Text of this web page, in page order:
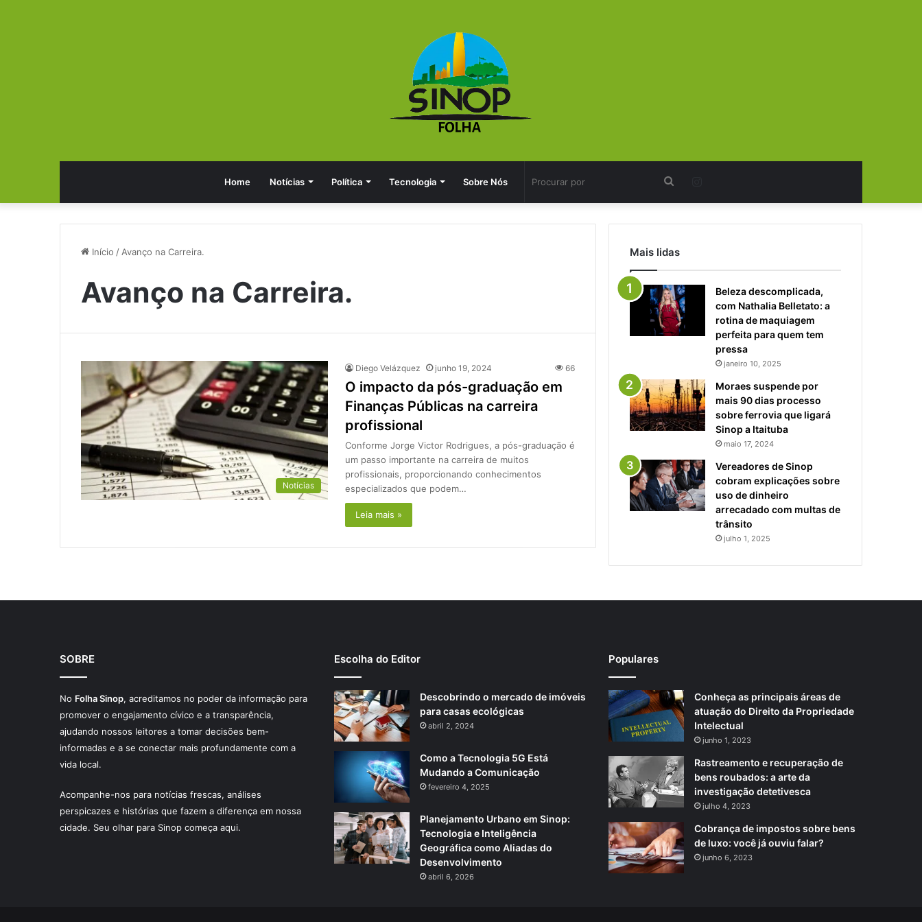
Home Notícias Política Tecnologia Sobre Nós
por
Início / Avanço na Carreira.
Avanço na Carreira.
Notícias
Diego Velázquez junho 19, 2024 66
O impacto da pós-graduação em
Finanças Públicas na carreira
profissional
Conforme Jorge Victor Rodrigues, a pós-graduação é
um passo importante na carreira de muitos
profissionais, proporcionando conhecimentos
especializados que podem…
Leia mais »
Mais lidas
Beleza descomplicada,
com Nathalia Belletato: a
rotina de maquiagem
perfeita para quem tem
pressa
janeiro 10, 2025
Moraes suspende por
mais 90 dias processo
sobre ferrovia que ligará
Sinop a Itaituba
maio 17, 2024
Vereadores de Sinop
cobram explicações sobre
uso de dinheiro
arrecadado com multas de
trânsito
julho 1, 2025
SOBRE
No Folha Sinop, acreditamos no poder da informação para
promover o engajamento cívico e a transparência,
ajudando nossos leitores a tomar decisões bem-
informadas e a se conectar mais profundamente com a
vida local.
Acompanhe-nos para notícias frescas, análises
perspicazes e histórias que fazem a diferença em nossa
cidade. Seu olhar para Sinop começa aqui.
Escolha do Editor
Descobrindo o mercado de imóveis
para casas ecológicas
abril 2, 2024
Como a Tecnologia 5G Está
Mudando a Comunicação
fevereiro 4, 2025
Planejamento Urbano em Sinop:
Tecnologia e Inteligência
Geográfica como Aliadas do
Desenvolvimento
abril 6, 2026
Populares
Conheça as principais áreas de
atuação do Direito da Propriedade
Intelectual
junho 1, 2023
Rastreamento e recuperação de
bens roubados: a arte da
investigação detetivesca
julho 4, 2023
Cobrança de impostos sobre bens
de luxo: você já ouviu falar?
junho 6, 2023